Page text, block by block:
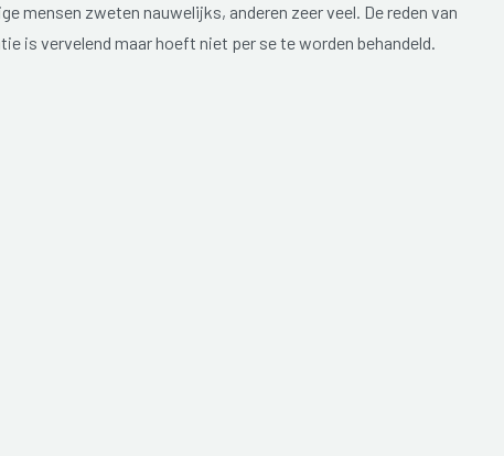
mensen zweten nauwelijks, anderen zeer veel. De reden van
is vervelend maar hoeft niet per se te worden behandeld.